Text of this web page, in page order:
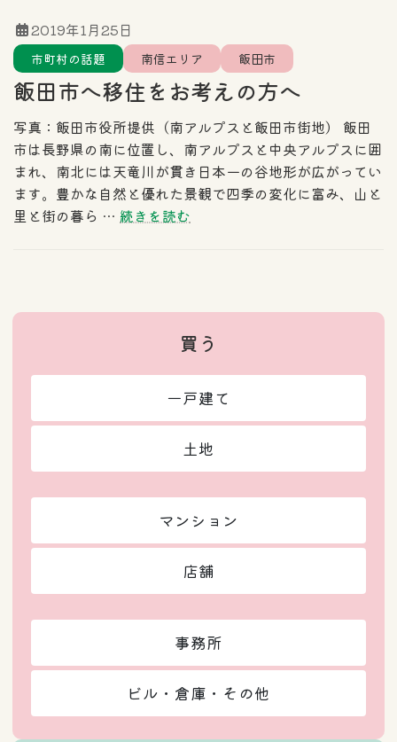
市町村の話題 南信エリア 飯田市
飯田市へ移住をお考えの方へ
2019年1月25日
写真：飯田市役所提供（南アルプスと飯田市街地） 飯田
市は長野県の南に位置し、南アルプスと中央アルプスに囲
まれ、南北には天竜川が貫き日本一の谷地形が広がってい
ます。豊かな自然と優れた景観で四季の変化に富み、山と
里と街の暮ら … 続きを読む
買う
一戸建て
土地
マンション
店舗
事務所
ビル・倉庫・その他